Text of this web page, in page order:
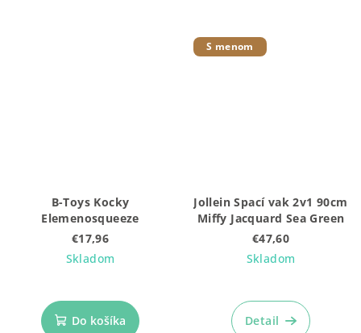
B-Toys Kocky
Elemenosqueeze
€17,96
Skladom
Do košíka
S menom
Jollein Spací vak 2v1 90cm
Miffy Jacquard Sea Green
€47,60
Skladom
Detail